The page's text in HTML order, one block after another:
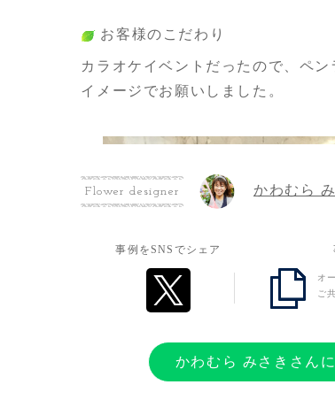
お客様のこだわり
カラオケイベントだったので、ペ
イメージでお願いしました。
Flower designer かわむら
事例をSNSでシェア
オ
ご
かわむら みさきさん